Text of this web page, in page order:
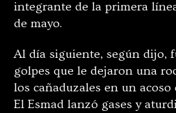
integrante de la primera
de mayo.
Al día siguiente, según dijo,
golpes que le dejaron una
los cañaduzales en un acoso
El Esmad lanzó gases y